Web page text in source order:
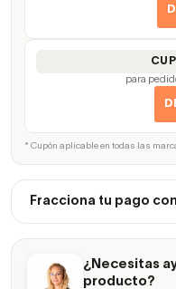
para
* Cupón aplicable en todas las
Fracciona tu pago
¿Necesitas
producto?